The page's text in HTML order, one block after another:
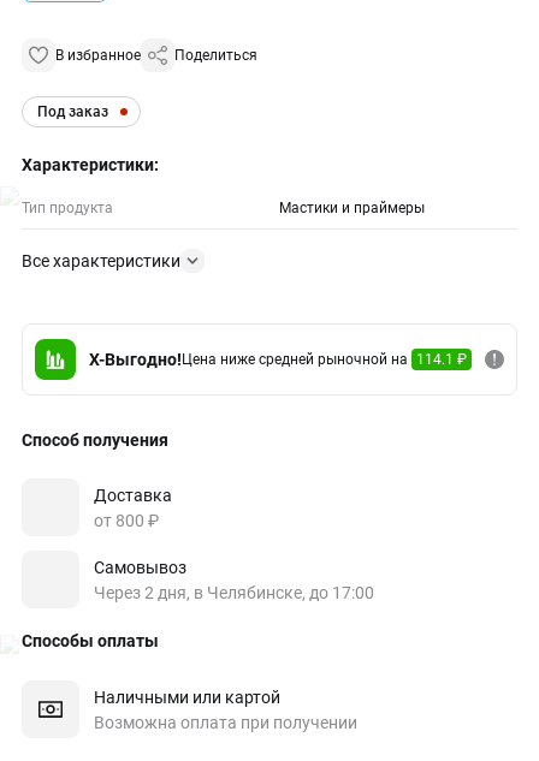
В избранное Поделиться
Под заказ
Характеристики:
Тип продукта Мастики и праймеры
Все характеристики
X-Выгодно! Цена ниже средней рыночной на 114.1 ₽
Способ получения
Доставка
от 800 ₽
Самовывоз
Через 2 дня, в Челябинске, до 17:00
Способы оплаты
Наличными или картой
Возможна оплата при получении